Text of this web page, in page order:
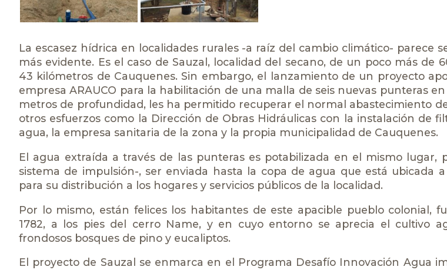
La escasez hídrica en localidades rurales -a raíz del cambio climático- parece
más evidente. Es el caso de Sauzal, localidad del secano, de un poco más de
43 kilómetros de Cauquenes. Sin embargo, el lanzamiento de un proyecto
empresa ARAUCO para la habilitación de una malla de seis nuevas punteras
metros de profundidad, les ha permitido recuperar el normal abastecimiento
otros esfuerzos como la Dirección de Obras Hidráulicas con la instalación de
agua, la empresa sanitaria de la zona y la propia municipalidad de Cauquenes.
El agua extraída a través de las punteras es potabilizada en el mismo lugar,
sistema de impulsión-, ser enviada hasta la copa de agua que está ubicada
para su distribución a los hogares y servicios públicos de la localidad.
Por lo mismo, están felices los habitantes de este apacible pueblo colonial,
1782, a los pies del cerro Name, y en cuyo entorno se aprecia el cultivo
frondosos bosques de pino y eucaliptos.
El proyecto de Sauzal se enmarca en el Programa Desafío Innovación Agua